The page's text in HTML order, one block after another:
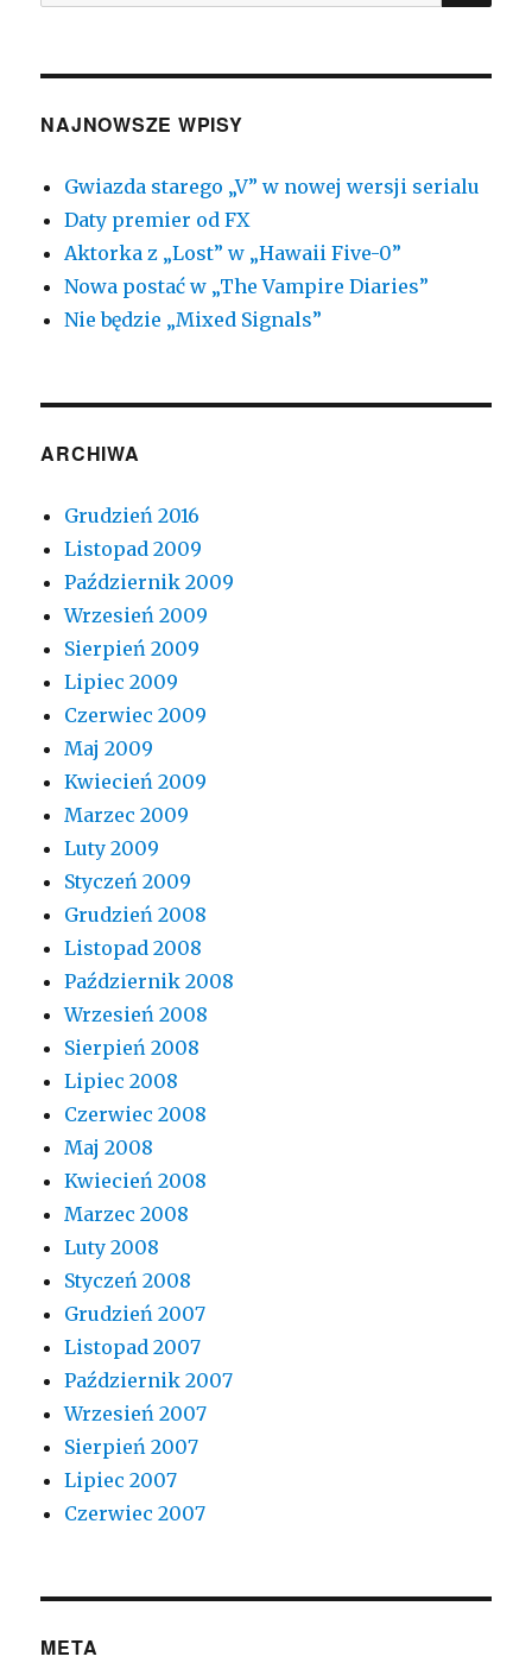
NAJNOWSZE WPISY
Gwiazda starego „V” w nowej wersji serialu
Daty premier od FX
Aktorka z „Lost” w „Hawaii Five-0”
Nowa postać w „The Vampire Diaries”
Nie będzie „Mixed Signals”
ARCHIWA
Grudzień 2016
Listopad 2009
Październik 2009
Wrzesień 2009
Sierpień 2009
Lipiec 2009
Czerwiec 2009
Maj 2009
Kwiecień 2009
Marzec 2009
Luty 2009
Styczeń 2009
Grudzień 2008
Listopad 2008
Październik 2008
Wrzesień 2008
Sierpień 2008
Lipiec 2008
Czerwiec 2008
Maj 2008
Kwiecień 2008
Marzec 2008
Luty 2008
Styczeń 2008
Grudzień 2007
Listopad 2007
Październik 2007
Wrzesień 2007
Sierpień 2007
Lipiec 2007
Czerwiec 2007
META